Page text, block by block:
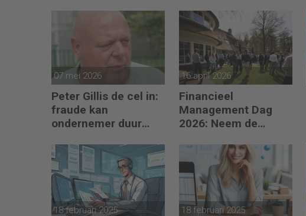
07 mei 2026
Peter Gillis de cel in:
fraude kan
ondernemer duur
16 april 2026
Financieel
Management Dag
2026: Neem de
18 februari 2025 18 februari 2025